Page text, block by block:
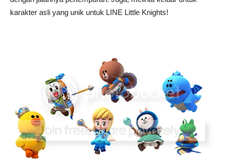
karakter asli yang unik untuk LINE Little Knights!